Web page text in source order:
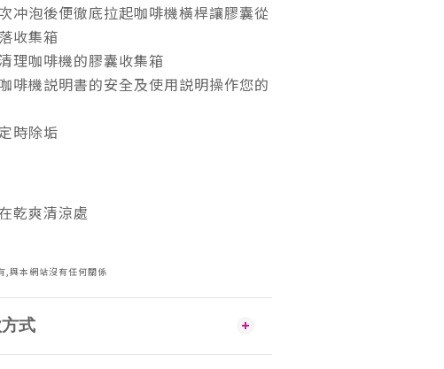
冲泡後便徹底拉起咖啡機橫桿讓膠囊從
收集箱
理咖啡機的膠囊收集箱
啡機説明書的安全及使用説明操作您的
時除垢
乾爽清涼處
,與本網站沒有任何關係
式